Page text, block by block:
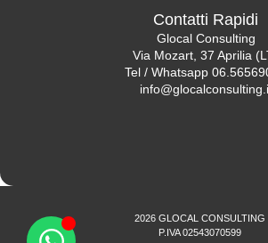
Contatti Rapidi
Glocal Consulting
Via Mozart, 37 Aprilia
Tel / Whatsapp
2026 GLOCAL CONSULTING
P.IVA 02543070599